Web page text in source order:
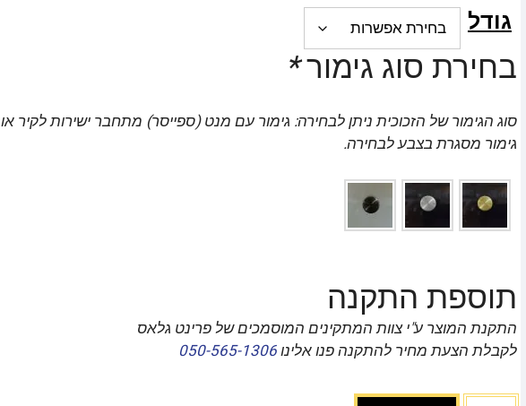
גודל
בחירת סוג גימור*
סוג הגימור של הזכוכית ניתן לבחירה: גימור עם מנט (ספייסר) מתחבר ישירות לקיר או
גימור מסגרת בצבע לבחירה.
תוספת התקנה
התקנת המוצר ע"י צוות המתקינים המוסמכים של פרינט גלאס
לקבלת הצעת מחיר להתקנה פנו אלינו050-565-1306